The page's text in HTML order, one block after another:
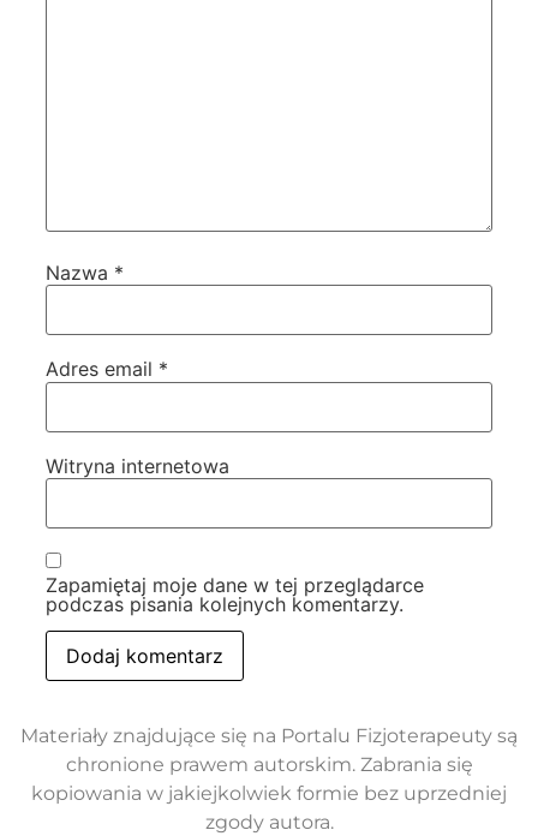
Nazwa *
Adres email *
Witryna internetowa
Zapamiętaj moje dane w tej przeglądarce
podczas pisania kolejnych komentarzy.
Materiały znajdujące się na Portalu Fizjoterapeuty są
chronione prawem autorskim. Zabrania się
kopiowania w jakiejkolwiek formie bez uprzedniej
zgody autora.